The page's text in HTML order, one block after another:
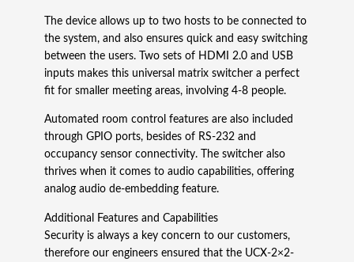
s
w
i
t
c
m
r
ä
The device allows up to two hosts to be connected to
the system, and also ensures quick and easy switching
between the users. Two sets of HDMI 2.0 and USB
inputs makes this universal matrix switcher a perfect
fit for smaller meeting areas, involving 4-8 people.
Automated room control features are also included
through GPIO ports, besides of RS-232 and
occupancy sensor connectivity. The switcher also
thrives when it comes to audio capabilities, offering
analog audio de-embedding feature.
Additional Features and Capabilities
Security is always a key concern to our customers,
therefore our engineers ensured that the UCX-2×2-